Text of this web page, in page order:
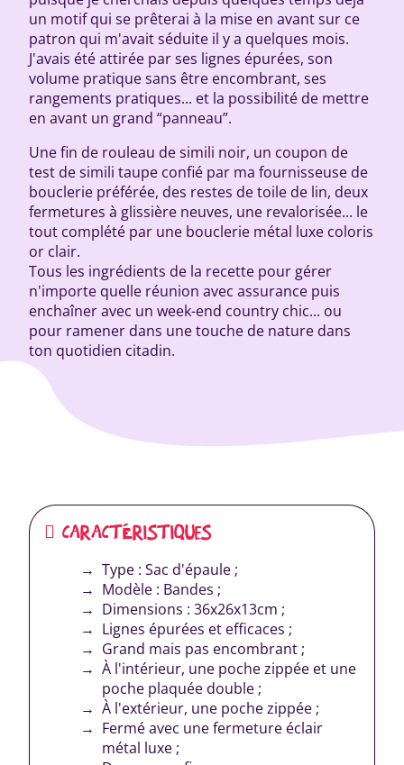
un motif qui se prêterai à la mise en avant sur ce
patron qui m'avait séduite il y a quelques mois.
J'avais été attirée par ses lignes épurées, son
volume pratique sans être encombrant, ses
rangements pratiques... et la possibilité de mettre
en avant un grand “panneau”.
Une fin de rouleau de simili noir, un coupon de
test de simili taupe confié par ma fournisseuse de
bouclerie préférée, des restes de toile de lin, deux
fermetures à glissière neuves, une revalorisée... le
tout complété par une bouclerie métal luxe coloris
or clair.
Tous les ingrédients de la recette pour gérer
n'importe quelle réunion avec assurance puis
enchaîner avec un week-end country chic... ou
pour ramener dans une touche de nature dans
ton quotidien citadin.
CARACTÉRISTIQUES
Type : Sac d'épaule ;
Modèle : Bandes ;
Dimensions : 36x26x13cm ;
Lignes épurées et efficaces ;
Grand mais pas encombrant ;
À l'intérieur, une poche zippée et une
poche plaquée double ;
À l'extérieur, une poche zippée ;
Fermé avec une fermeture éclair
métal luxe ;